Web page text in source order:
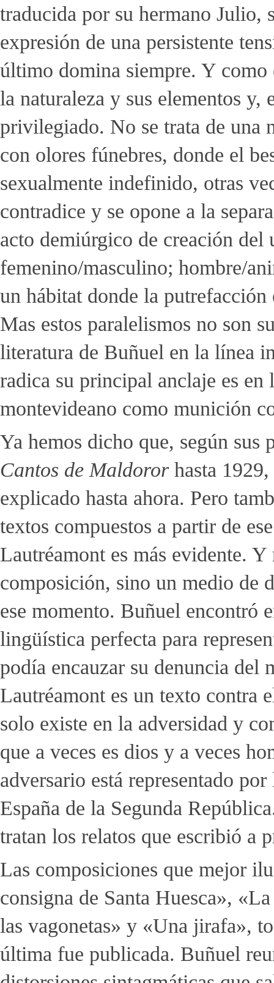
traducida por su hermano Julio,
expresión de una persistente
último domina siempre. Y
la naturaleza y sus elementos
privilegiado. No se trata de una
con olores fúnebres, donde el
sexualmente indefinido, otras
contradice y se opone a la
acto demiúrgico de creación del
femenino/masculino; hombre/
un hábitat donde la
Mas estos paralelismos no son
literatura de Buñuel en la línea
radica su principal anclaje es
montevideano como munición
Ya hemos dicho que, según
Cantos de Maldororhasta
explicado hasta ahora. Pero
textos compuestos a partir de
Lautréamont es más evidente.
composición, sino un medio de
ese momento. Buñuel encontró
lingüística perfecta para
podía encauzar su denuncia del
Lautréamont es un texto contra
solo existe en la adversidad y
que a veces es dios y a veces
adversario está representado
España de la Segunda
tratan los relatos que escribió a
Las composiciones que mejor
consigna de Santa Huesca»,
las vagonetas» y «Una jirafa»,
última fue publicada. Buñuel